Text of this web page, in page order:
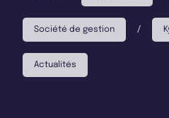
Société de gestion /
Actualités